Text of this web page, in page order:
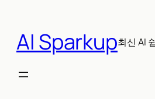
AI Sparkup최신 AI